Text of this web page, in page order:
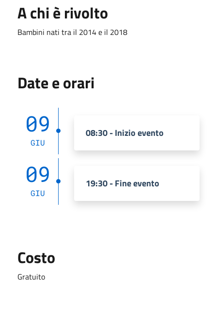
A chi è rivolto
Bambini nati tra il 2014 e il 2018
Date e orari
09
GIU
08:30 - Inizio evento
09
GIU
19:30 - Fine evento
Costo
Gratuito